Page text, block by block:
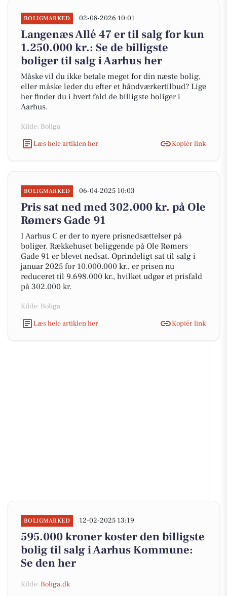
BOLIGMARKED 02-08-2026 10:01
Langenæs Allé 47 er til salg for kun
1.250.000 kr.: Se de billigste
boliger til salg i Aarhus her
Måske vil du ikke betale meget for din næste bolig,
eller måske leder du efter et håndværkertilbud? Lige
her finder du i hvert fald de billigste boliger i
Aarhus.
Kilde: Boliga
Læs hele artiklen her
Kopiér link
BOLIGMARKED 06-04-2025 10:03
Pris sat ned med 302.000 kr. på Ole
Rømers Gade 91
I Aarhus C er der to nyere prisnedsættelser på
boliger. Rækkehuset beliggende på Ole Rømers
Gade 91 er blevet nedsat. Oprindeligt sat til salg i
januar 2025 for 10.000.000 kr., er prisen nu
reduceret til 9.698.000 kr., hvilket udgør et prisfald
på 302.000 kr.
Kilde: Boliga
Læs hele artiklen her
Kopiér link
BOLIGMARKED 12-02-2025 13:19
595.000 kroner koster den billigste
bolig til salg i Aarhus Kommune:
Se den her
Kilde: Boliga.dk